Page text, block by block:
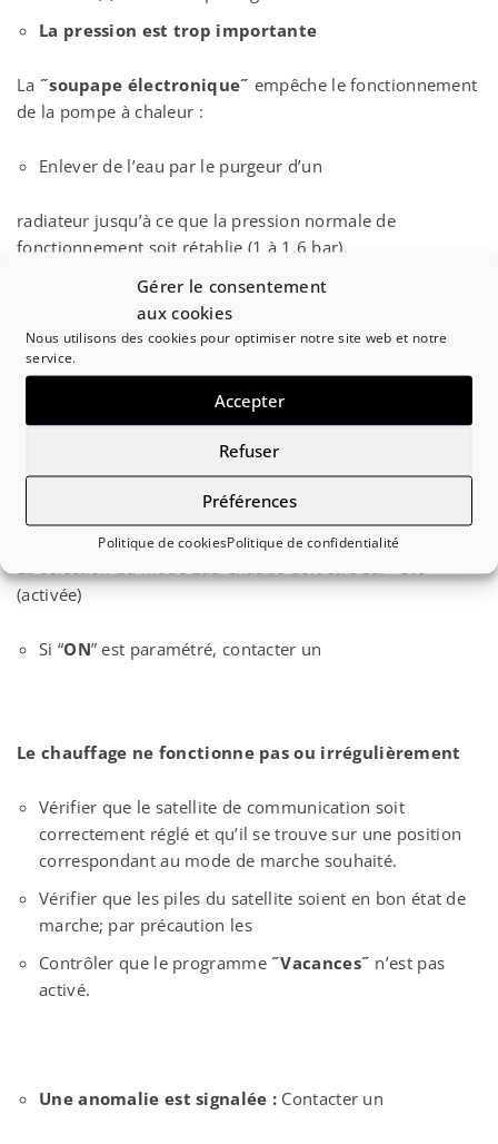
Gérer le consentement
aux cookies
Nous utilisons des cookies pour optimiser notre site web et notre
service.
Accepter
Refuser
Préférences
Politique de cookiesPolitique de confidentialité
La pression est trop importante
La ˝soupape électronique˝ empêche le fonctionnement
de la pompe à chaleur :
Enlever de l’eau par le purgeur d’un
radiateur jusqu’à ce que la pression normale de
fonctionnement soit rétablie (1 à 1,6 bar).
Défaut capteur de pression
Eau chaude sanitaire (si ballon TEAM.260L) : l’eau est
froide
La sélection du mode Eau Chaude doit être sur “ON”
(activée)
Si “ON” est paramétré, contacter un
Le chauffage ne fonctionne pas ou irrégulièrement
Vérifier que le satellite de communication soit
correctement réglé et qu’il se trouve sur une position
correspondant au mode de marche souhaité.
Vérifier que les piles du satellite soient en bon état de
marche; par précaution les
Contrôler que le programme˝Vacances˝ n’est pas
activé.
Une anomalie est signalée : Contacter un